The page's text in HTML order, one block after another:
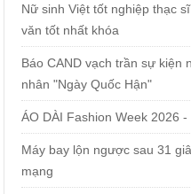
Nữ sinh Việt tốt nghiệp thạc
văn tốt nhất khóa
Báo CAND vạch trần sự kiện
nhân "Ngày Quốc Hận"
ÁO DÀI Fashion Week 2026
Máy bay lộn ngược sau 31
mạng